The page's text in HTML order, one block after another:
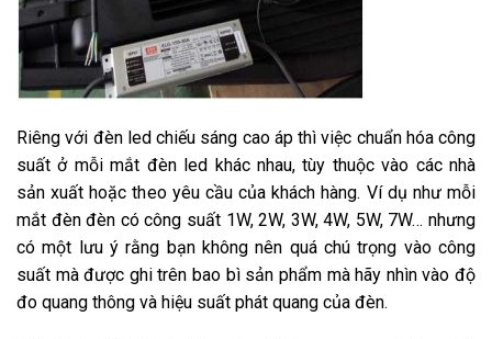
Riêng với đèn led chiếu sáng cao áp thì việc chuẩn hóa công
suất ở mỗi mắt đèn led khác nhau, tùy thuộc vào các nhà
sản xuất hoặc theo yêu cầu của khách hàng. Ví dụ như mỗi
mắt đèn đèn có công suất 1W, 2W, 3W, 4W, 5W, 7W… nhưng
có một lưu ý rằng bạn không nên quá chú trọng vào công
suất mà được ghi trên bao bì sản phẩm mà hãy nhìn vào độ
đo quang thông và hiệu suất phát quang của đèn.